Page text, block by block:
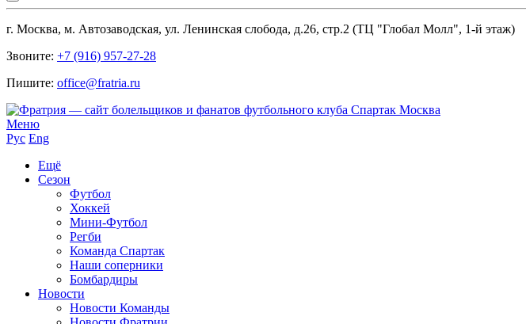
г. Москва, м. Автозаводская, ул. Ленинская слобода, д.26, стр.2 (ТЦ "Глобал Молл", 1-й этаж)
Звоните: +7 (916) 957-27-28
Пишите: office@fratria.ru
Меню
Рус Eng
Ещё
Сезон
Футбол
Хоккей
Мини-Футбол
Регби
Команда Спартак
Наши соперники
Бомбардиры
Новости
Новости Команды